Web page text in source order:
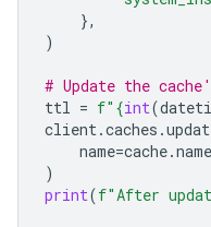
},
)
# Update the
ttl = f" {int(
client.caches .
name=cache.name
)
print(f"After